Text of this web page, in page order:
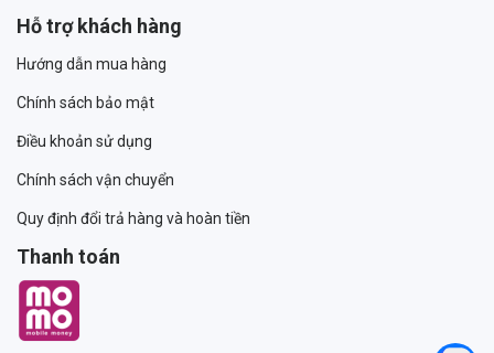
Hỗ trợ khách hàng
Hướng dẫn mua hàng
Chính sách bảo mật
Điều khoản sử dụng
Chính sách vận chuyển
Quy định đổi trả hàng và hoàn tiền
Thanh toán